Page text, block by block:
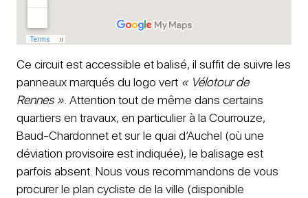
Ce circuit est accessible et balisé, il suffit de suivre les
panneaux marqués du logo vert « Vélotour de
Rennes » . Attention tout de même dans certains
quartiers en travaux, en particulier à la Courrouze,
Baud-Chardonnet et sur le quai d’Auchel (où une
déviation provisoire est indiquée), le balisage est
parfois absent. Nous vous recommandons de vous
procurer le plan cycliste de la ville (disponible